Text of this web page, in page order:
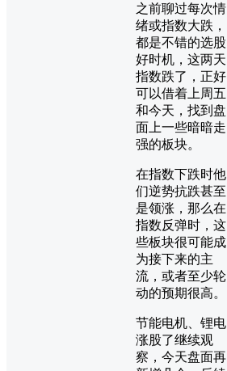
之前聊过每次情
绪或指数大跌，
都是不错的选股
好时机，这两天
指数跌了，正好
可以借着上周五
和今天，找到盘
面上一些暗暗走
强的板块。
在指数下跌时他
们逆势抗跌甚至
是领涨，那么在
指数反弹时，这
些板块很可能成
为接下来的主
流，或者至少轮
动的预期很高。
节能电机、锂电
涨股了继续观
察，今天盘面再